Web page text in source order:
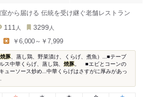
から届ける 伝統を受け継ぐ老舗レストラン
111 人 3299 人
￥6,000～￥7,999
焼豚 、蒸し鶏、野菜漬け、くらげ、煮魚）...■テーブ
中華くらげ、蒸し鶏、 焼豚 。 ■エビとコーンの
ーソース炒め...中華くらげはさすがに厚みがあっ